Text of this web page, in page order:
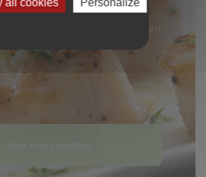
subtilement de nombreux
salés et se marient très bien
ou la pomme, bien